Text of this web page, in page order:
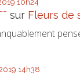
10h24
sur Fleurs de
14h38